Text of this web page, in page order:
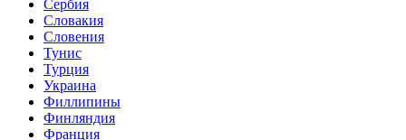
Сербия
Словакия
Словения
Тунис
Турция
Украина
Филлипины
Финляндия
Франция